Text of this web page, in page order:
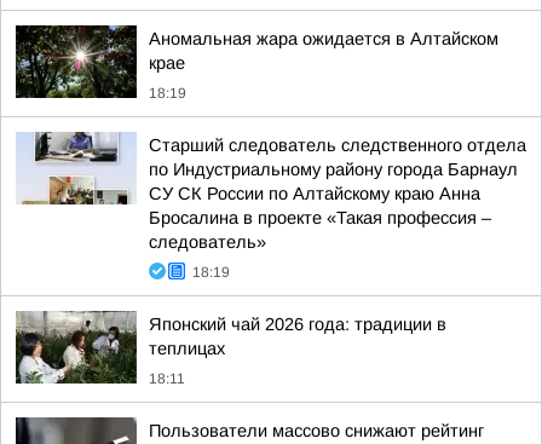
Аномальная жара ожидается в Алтайском
крае
18:19
Старший следователь следственного отдела
по Индустриальному району города Барнаул
СУ СК России по Алтайскому краю Анна
Бросалина в проекте «Такая профессия –
следователь»
18:19
Японский чай 2026 года: традиции в
теплицах
18:11
Пользователи массово снижают рейтинг